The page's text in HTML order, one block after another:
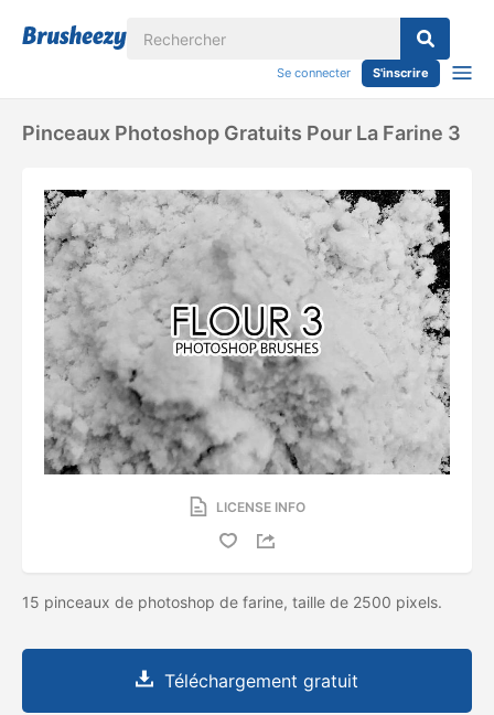
Se connecter S'inscrire
Pinceaux Photoshop Gratuits Pour La Farine 3
LICENSE INFO
15 pinceaux de photoshop de farine, taille de 2500 pixels.
Téléchargement gratuit